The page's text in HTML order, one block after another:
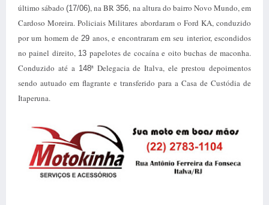
último sábado(17/06), na BR356, na altura do bairro Novo Mundo, em
Cardoso Moreira. Policiais Militares abordaram o Ford KA, conduzido
por um homem de29 anos, e encontraram em seu interior, escondidos
no painel direito, 13 papelotes de cocaína e oito buchas de maconha.
Conduzido até a 148ª Delegacia de Italva, ele prestou depoimentos
sendo autuado em flagrante e transferido para a Casa de Custódia de
Itaperuna.